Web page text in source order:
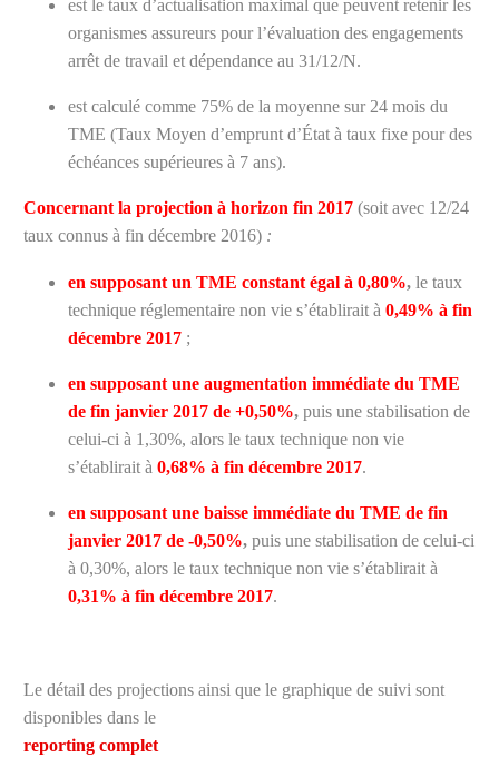
est le taux d’actualisation maximal que peuvent retenir les
organismes assureurs pour l’évaluation des engagements
arrêt de travail et dépendance au 31/12/N.
est calculé comme 75% de la moyenne sur 24 mois du
TME (Taux Moyen d’emprunt d’État à taux fixe pour des
échéances supérieures à 7 ans).
Concernant la projection à horizon fin 2017 (soit avec 12/24
taux connus à fin décembre 2016) :
en supposant un TME constant égal à 0,80%, le taux
technique réglementaire non vie s’établirait à 0,49% à fin
décembre 2017 ;
en supposant une augmentation immédiate du TME
de fin janvier 2017 de +0,50%, puis une stabilisation de
celui-ci à 1,30%, alors le taux technique non vie
s’établirait à 0,68% à fin décembre 2017.
en supposant une baisse immédiate du TME de fin
janvier 2017 de -0,50%, puis une stabilisation de celui-ci
à 0,30%, alors le taux technique non vie s’établirait à
0,31% à fin décembre 2017.
Le détail des projections ainsi que le graphique de suivi sont
disponibles dans le
reporting complet